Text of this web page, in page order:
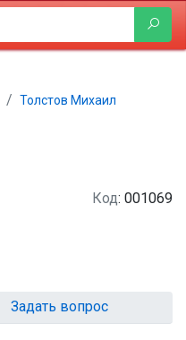
Толстов Михаил
Код: 001069
Задать вопрос